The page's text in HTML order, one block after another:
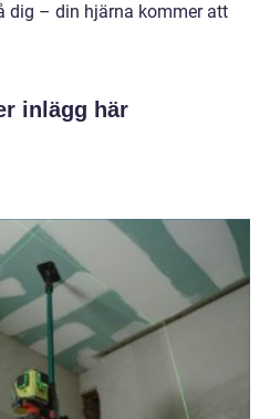
dig – din hjärna kommer att
inlägg här